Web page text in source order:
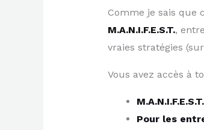
Comme je sais que
M.A.N.I.F.E.S.T.,
vraies stratégies
Vous avez accès à
M.A.N.I.F.E.S.T.
Pour les